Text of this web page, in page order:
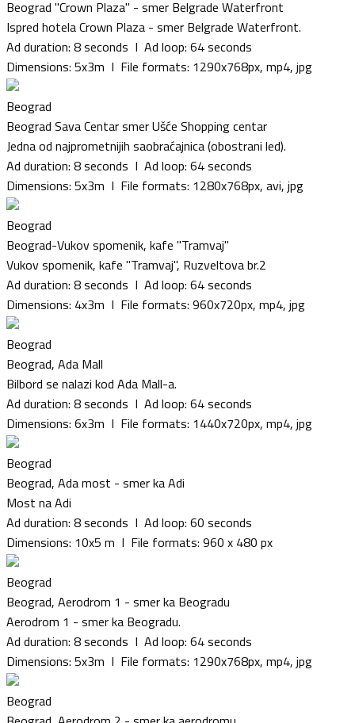
Beograd ''Crown Plaza'' - smer Belgrade Waterfront
Ispred hotela Crown Plaza - smer Belgrade Waterfront.
Ad duration: 8 seconds I Ad loop: 64 seconds
Dimensions: 5x3m I File formats: 1290x768px, mp4, jpg
Beograd
Beograd Sava Centar smer Ušće Shopping centar
Jedna od najprometnijih saobraćajnica (obostrani led).
Ad duration: 8 seconds I Ad loop: 64 seconds
Dimensions: 5x3m I File formats: 1280x768px, avi, jpg
Beograd
Beograd-Vukov spomenik, kafe "Tramvaj"
Vukov spomenik, kafe ''Tramvaj'', Ruzveltova br.2
Ad duration: 8 seconds I Ad loop: 64 seconds
Dimensions: 4x3m I File formats: 960x720px, mp4, jpg
Beograd
Beograd, Ada Mall
Bilbord se nalazi kod Ada Mall-a.
Ad duration: 8 seconds I Ad loop: 64 seconds
Dimensions: 6x3m I File formats: 1440x720px, mp4, jpg
Beograd
Beograd, Ada most - smer ka Adi
Most na Adi
Ad duration: 8 seconds I Ad loop: 60 seconds
Dimensions: 10x5 m I File formats: 960 x 480 px
Beograd
Beograd, Aerodrom 1 - smer ka Beogradu
Aerodrom 1 - smer ka Beogradu.
Ad duration: 8 seconds I Ad loop: 64 seconds
Dimensions: 5x3m I File formats: 1290x768px, mp4, jpg
Beograd